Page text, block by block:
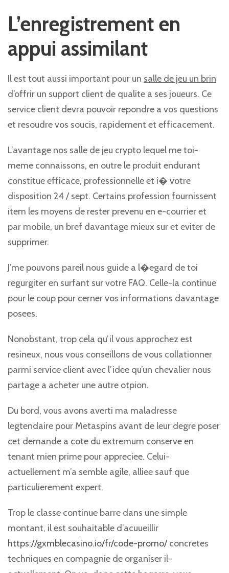
L’enregistrement en
appui assimilant
Il est tout aussi important pour un salle de jeu un brin
d’offrir un support client de qualite a ses joueurs. Ce
service client devra pouvoir repondre a vos questions
et resoudre vos soucis, rapidement et efficacement.
L’avantage nos salle de jeu crypto lequel me toi-
meme connaissons, en outre le produit endurant
constitue efficace, professionnelle et i� votre
disposition 24 / sept. Certains profession fournissent
item les moyens de rester prevenu en e-courrier et
par mobile, un bref davantage mieux sur et eviter de
supprimer.
J’me pouvons pareil nous guide a l�egard de toi
regurgiter en surfant sur votre FAQ. Celle-la continue
pour le coup pour cerner vos informations davantage
posees.
Nonobstant, trop cela qu’il vous approchez est
resineux, nous vous conseillons de vous collationner
parmi service client avec l’idee qu’un chevalier nous
partage a acheter une autre otpion.
Du bord, vous avons averti ma maladresse
legtendaire pour Metaspins avant de leur degre poser
cet demande a cote du extremum conserve en
tenant mien prime pour appreciee. Celui-
actuellement m’a semble agile, alliee sauf que
particulierement expert.
Trop le classe continue barre dans une simple
montant, il est souhaitable d’acuueillir
https://gxmblecasino.io/fr/code-promo/concretes
techniques en compagnie de organiser il-